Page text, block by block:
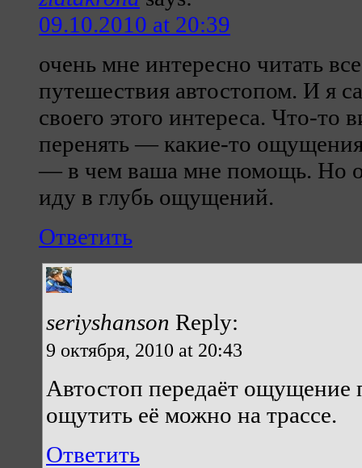
09.10.2010 at 20:39
очень мне интересно читать
путешествия автостопом. И я
своего этого интереса. Что-то
перенять — какие-то
— в чем ваша мне помощь. Но
иду в глубь ощущений.
Ответить
seriyshanson Reply:
9 октября, 2010 at 20:43
Автостоп передаёт ощущение
ощутить её можно на трассе.
Ответить